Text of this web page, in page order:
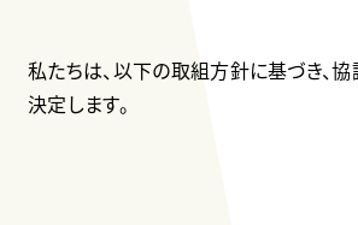
私たちは、以下の取組方針に基づき、
決定します。